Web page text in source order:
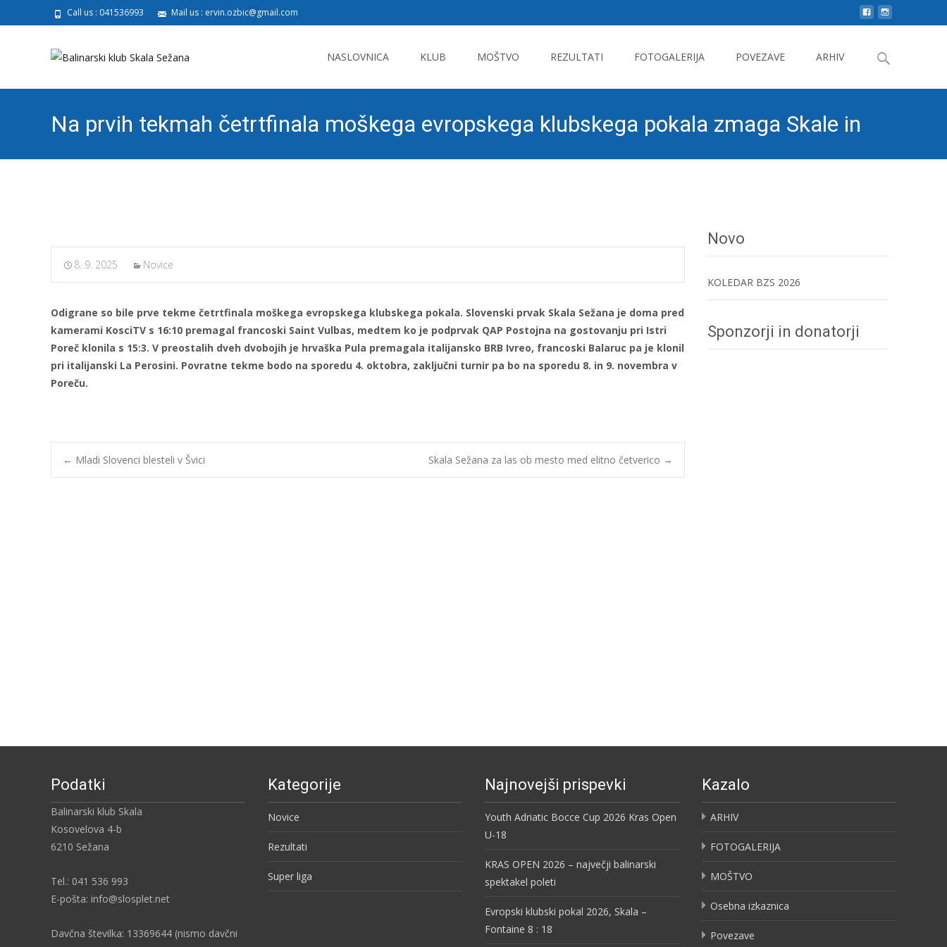
Call us : 041536993 Mail us : ervin.ozbic@gmail.com
NASLOVNICA KLUB MOŠTVO REZULTATI FOTOGALERIJA POVEZAVE ARHIV
Search
Na prvih tekmah četrtfinala moškega evropskega klubskega pokala zmaga Skale in
8. 9. 2025 Novice
Odigrane so bile prve tekme četrtfinala moškega evropskega klubskega pokala. Slovenski prvak Skala Sežana je doma pred
kamerami KosciTV s 16:10 premagal francoski Saint Vulbas, medtem ko je podprvak QAP Postojna na gostovanju pri Istri
Poreč klonila s 15:3. V preostalih dveh dvobojih je hrvaška Pula premagala italijansko BRB Ivreo, francoski Balaruc pa je klonil
pri italijanski La Perosini. Povratne tekme bodo na sporedu 4. oktobra, zaključni turnir pa bo na sporedu 8. in 9. novembra v
Poreču.
Post
← Mladi Slovenci blesteli v Švici Skala Sežana za las ob mesto med elitno četverico →
Novo
KOLEDAR BZS 2026
Sponzorji in donatorji
Podatki
Balinarski klub Skala
Kosovelova 4-b
6210 Sežana
Tel.: 041 536 993
E-pošta: info@slosplet.net
Davčna številka: 13369644 (nismo davčni
Kategorije
Novice
Rezultati
Super liga
Najnovejši prispevki
Youth Adriatic Bocce Cup 2026 Kras Open
U-18
KRAS OPEN 2026 – največji balinarski
spektakel poleti
Evropski klubski pokal 2026, Skala –
Fontaine 8 : 18
Kazalo
ARHIV
FOTOGALERIJA
MOŠTVO
Osebna izkaznica
Povezave